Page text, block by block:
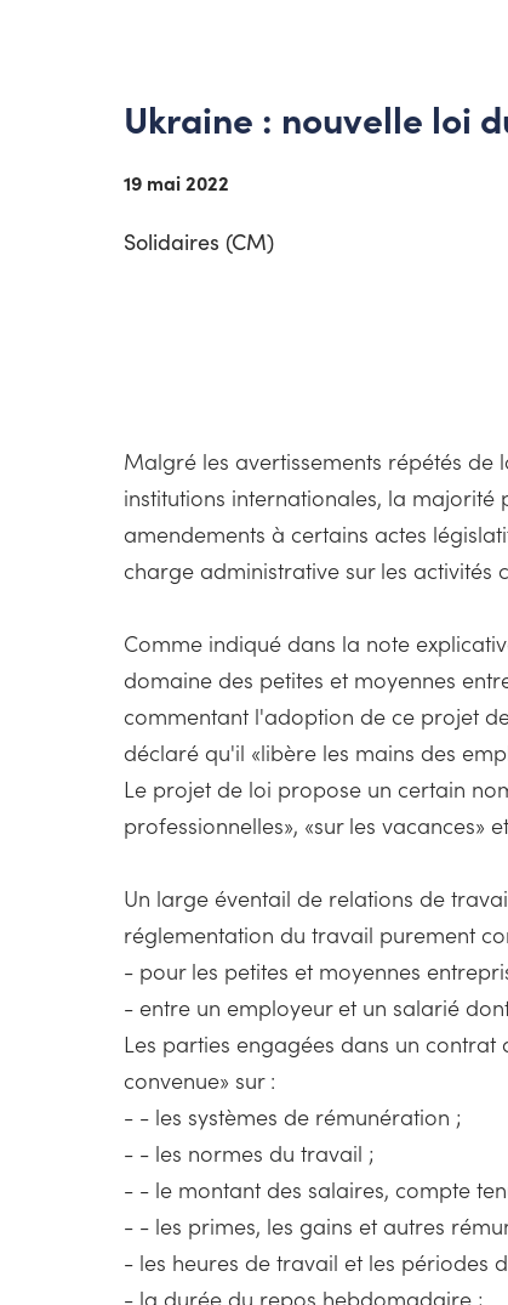
Ukraine : nouvelle loi
19 mai 2022
Solidaires (CM)
Malgré les avertissements répétés de
institutions internationales, la
amendements à certains actes
charge administrative sur les activités
Comme indiqué dans la note
domaine des petites et moyennes
commentant l'adoption de ce projet
déclaré qu'il «libère les mains des
Le projet de loi propose un certain
professionnelles», «sur les vacances»
Un large éventail de relations de
réglementation du travail purement
- pour les petites et moyennes
- entre un employeur et un salarié
Les parties engagées dans un
convenue» sur :
- - les systèmes de rémunération ;
- - les normes du travail ;
- - le montant des salaires, compte
- - les primes, les gains et autres
- les heures de travail et les périodes
- la durée du repos hebdomadaire ;